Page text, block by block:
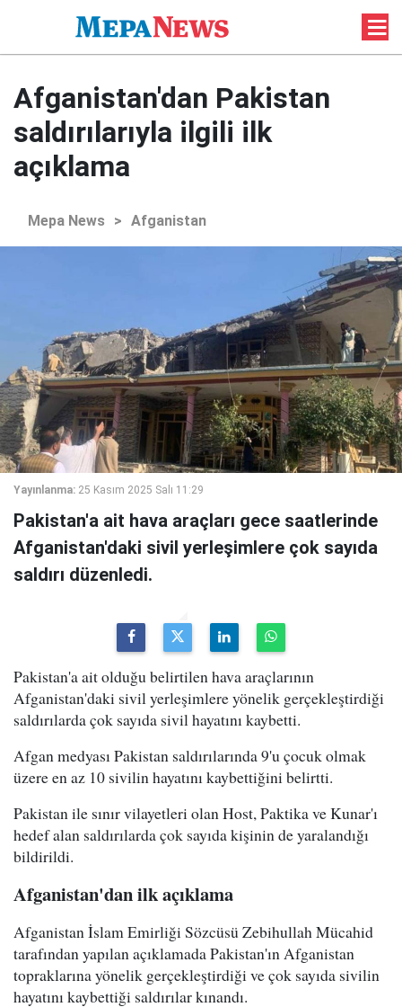
Afganistan'dan Pakistan
saldırılarıyla ilgili ilk
açıklama
Mepa News > Afganistan
Yayınlanma: 25 Kasım 2025 Salı 11:29
Pakistan'a ait hava araçları gece saatlerinde
Afganistan'daki sivil yerleşimlere çok sayıda
saldırı düzenledi.
Pakistan'a ait olduğu belirtilen hava araçlarının
Afganistan'daki sivil yerleşimlere yönelik gerçekleştirdiği
saldırılarda çok sayıda sivil hayatını kaybetti.
Afgan medyası Pakistan saldırılarında 9'u çocuk olmak
üzere en az 10 sivilin hayatını kaybettiğini belirtti.
Pakistan ile sınır vilayetleri olan Host, Paktika ve Kunar'ı
hedef alan saldırılarda çok sayıda kişinin de yaralandığı
bildirildi.
Afganistan'dan ilk açıklama
Afganistan İslam Emirliği Sözcüsü Zebihullah Mücahid
tarafından yapılan açıklamada Pakistan'ın Afganistan
topraklarına yönelik gerçekleştirdiği ve çok sayıda sivilin
hayatını kaybettiği saldırılar kınandı.